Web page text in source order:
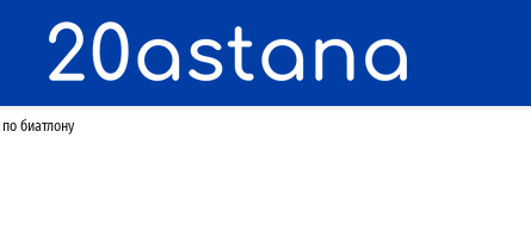
биатлону